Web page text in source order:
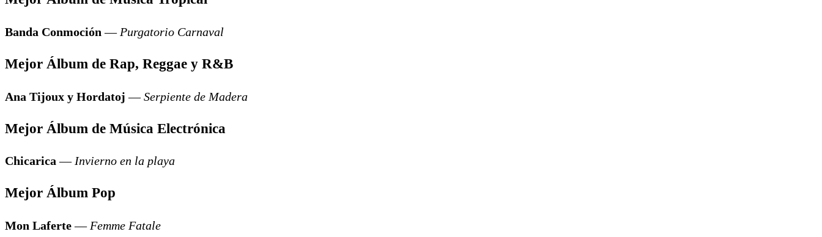
Banda Conmoción — Purgatorio Carnaval
Mejor Álbum de Rap, Reggae y R&B
Ana Tijoux y Hordatoj —Serpiente de Madera
Mejor Álbum de Música Electrónica
Chicarica—Invierno en la playa
Mejor Álbum Pop
Mon Laferte— Femme Fatale